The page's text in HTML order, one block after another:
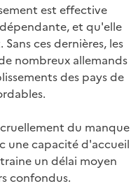
est effective
et qu'elle
ces dernières, les
nombreux allemands
des pays de
du manque
une capacité d'accueil
un délai moyen
confondus.